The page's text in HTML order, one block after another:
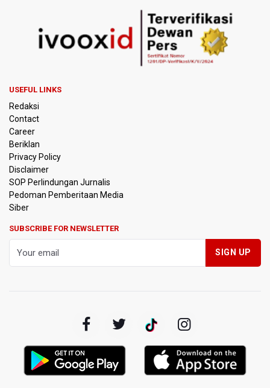
BRIN Kaji Peluang Industri Panel Surya Generasi Baru
Dikembangkan di Indonesia
BKSDA Riau Sebut Seekor Gajah Binaan PLG Minas Mati
Integrasi Teknologi Tol Jelang Libur Nataru
Amnesty International Kecam Penggusuran Paksa Petani
di Luwu Timur, Desak Hentikan Kekerasan terhadap
Warga Berdalih PSN
Kebakaran Landa Blok Bantengan di Kawasan Taman
Nasional Bromo Tengger Semeru, Tiga Jalur Akses
Wisata Ditutup
Malut United Pindah Kandang ke Semarang, Ganti Nama
Kepala BGN Sebut Putusan MK Justru Perkuat Program
Komisi III DPR Masih Matangkan RUU Perampasan Aset,
USEFUL LINKS
Redaksi
Contact
Career
Beriklan
Privacy Policy
Disclaimer
SOP Perlindungan Jurnalis
Pedoman Pemberitaan Media
Siber
SUBSCRIBE FOR NEWSLETTER